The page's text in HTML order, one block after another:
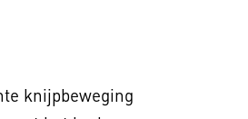
knijpbeweging